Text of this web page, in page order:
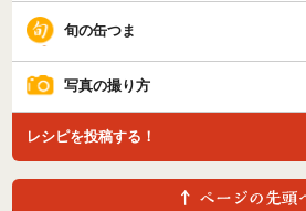
旬の缶つま
写真の撮り方
レシピを投稿する！